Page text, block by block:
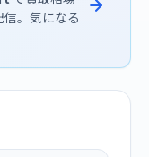
。気になる